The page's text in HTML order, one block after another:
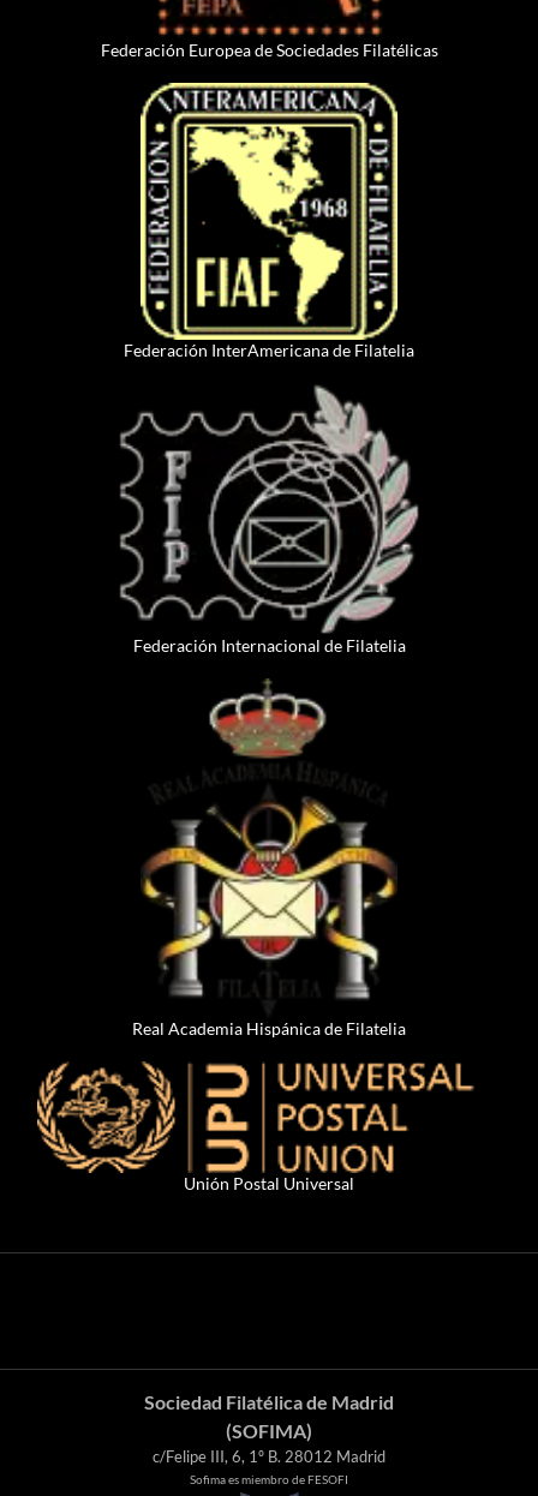
Federación Europea de Sociedades Filatélicas
Federación InterAmericana de Filatelia
Federación Internacional de Filatelia
Real Academia Hispánica de Filatelia
Unión Postal Universal
Sociedad Filatélica de Madrid
(SOFIMA)
c/Felipe III, 6, 1º B. 28012 Madrid
Sofima es miembro de FESOFI